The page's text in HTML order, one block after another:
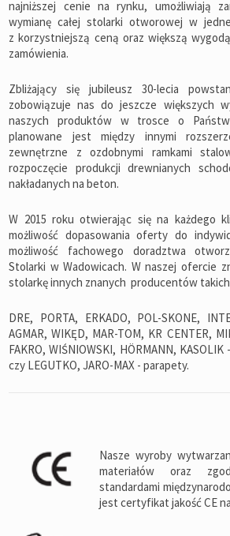
najniższej cenie na rynku, umożliwiają
wymianę całej stolarki otworowej w
z korzystniejszą ceną oraz większą
zamówienia.
Zbliżający się jubileusz 30-lecia
zobowiązuje nas do jeszcze większych
naszych produktów w trosce o
planowane jest między innymi
zewnętrzne z ozdobnymi ramkami
rozpoczęcie produkcji drewnianych
nakładanych na beton.
W 2015 roku otwierając się na każdego
możliwość dopasowania oferty do
możliwość fachowego doradztwa
Stolarki w Wadowicach. W naszej ofercie
stolarkę innych znanych producentów takich
DRE, PORTA, ERKADO, POL-SKONE,
AGMAR, WIKĘD, MAR-TOM, KR CENTER,
FAKRO, WIŚNIOWSKI, HÖRMANN,
czy LEGUTKO, JARO-MAX - parapety.
Nasze wyroby
materiałów oraz
standardami
jest certyfikat jakość CE